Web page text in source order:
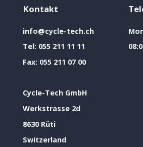
Kontakt
info@cycle-tech.ch
Tel: 055 211 11 11
Fax: 055 211 07 00
Cycle-Tech GmbH
Werkstrasse 2d
8630 Rüti
Switzerland